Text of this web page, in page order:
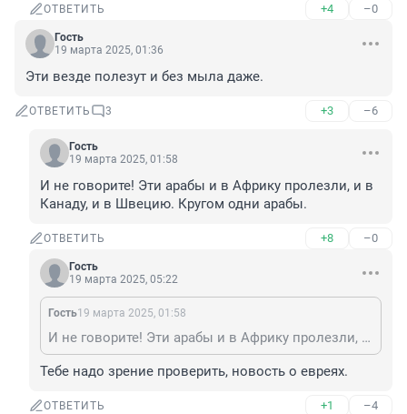
ОТВЕТИТЬ +4 –0
Гость
19 марта 2025, 01:36
Эти везде полезут и без мыла даже.
ОТВЕТИТЬ 3 +3 –6
Гость
19 марта 2025, 01:58
И не говорите! Эти арабы и в Африку пролезли, и в
Канаду, и в Швецию. Кругом одни арабы.
ОТВЕТИТЬ +8 –0
Гость
19 марта 2025, 05:22
Гость19 марта 2025, 01:58
И не говорите! Эти арабы и в Африку пролезли, и в Канаду, и в Швецию. Кругом одни арабы.
Тебе надо зрение проверить, новость о евреях.
ОТВЕТИТЬ +1 –4